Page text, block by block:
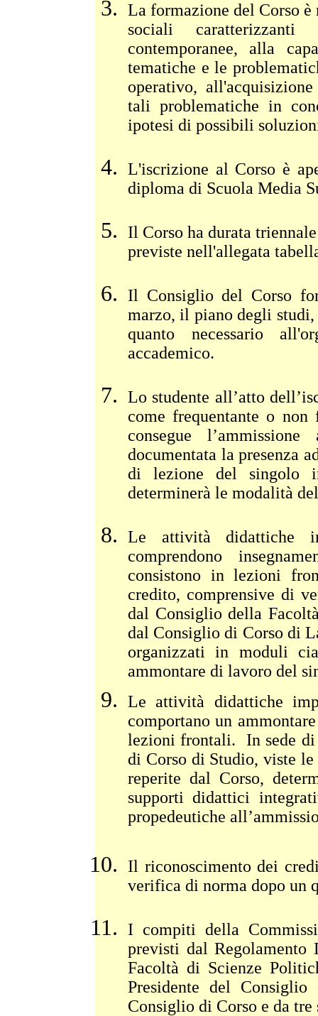
La formazione del Corso
sociali
contemporanee, alla
tematiche e le
operativo,
tali problematiche in
ipotesi di possibili
L'iscrizione al Corso è
diploma di Scuola Media
Il Corso ha durata
previste nell'allegata
Il Consiglio del Corso
marzo, il piano degli
quanto necessario
accademico.
Lo studente all’atto
come frequentante o non
consegue
documentata la presenza
di lezione del singolo
determinerà le modalità
Le attività didattiche
comprendono
consistono in lezioni
credito, comprensive di
dal Consiglio della
dal Consiglio di Corso di
organizzati in moduli
ammontare di lavoro del
Le attività didattiche
comportano un
lezioni frontali. In sede di
di Corso di Studio, viste
reperite dal Corso,
supporti didattici
propedeutiche
Il riconoscimento dei
verifica di norma dopo un
I compiti della
previsti dal
Facoltà di Scienze
Presidente del
Consiglio di Corso e da tre